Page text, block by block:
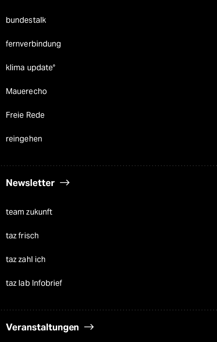
bundestalk
fernverbindung
klima update°
Mauerecho
Freie Rede
reingehen
Newsletter
team zukunft
taz frisch
taz zahl ich
taz lab Infobrief
Veranstaltungen